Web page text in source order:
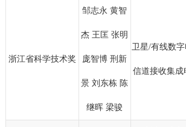
浙江省科学技术奖
邹志永 黄智
杰 王匡 张明
庞智博 刑新
景 刘东栋 陈
继晖 梁骏
卫星/有线数
信道接收集成